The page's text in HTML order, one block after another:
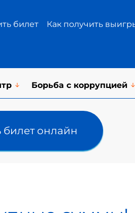
билет Как получить
Борьба с коррупцией
билет онлайн